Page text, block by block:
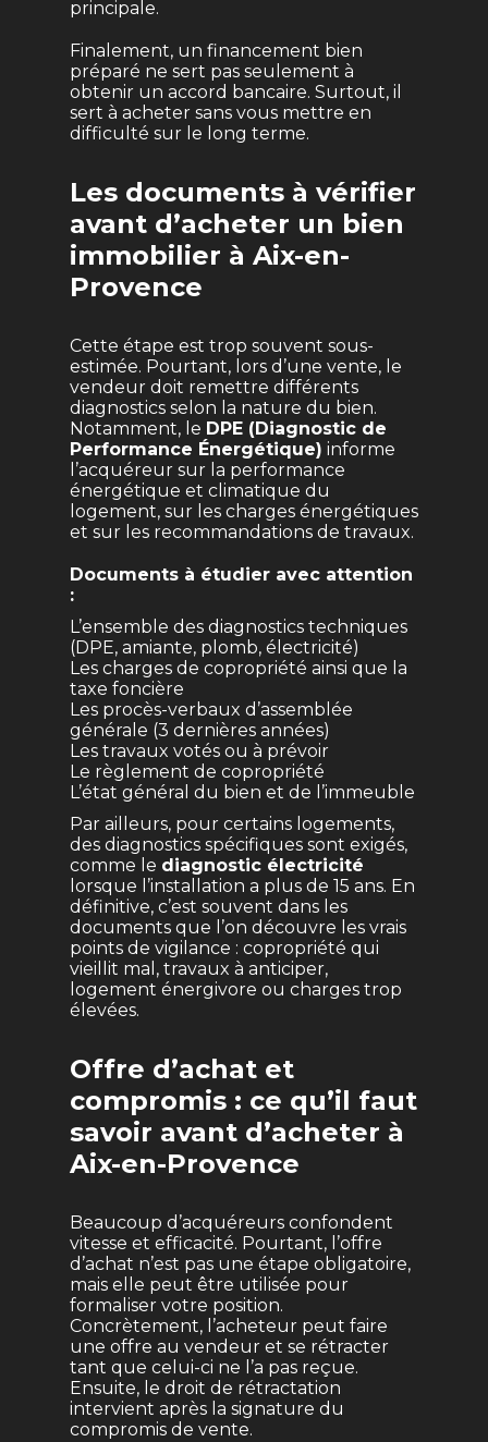
principale.
Finalement, un financement bien
préparé ne sert pas seulement à
obtenir un accord bancaire. Surtout, il
sert à acheter sans vous mettre en
difficulté sur le long terme.
Les documents à vérifier
avant d’acheter un bien
immobilier à Aix-en-
Provence
Cette étape est trop souvent sous-
estimée. Pourtant, lors d’une vente, le
vendeur doit remettre différents
diagnostics selon la nature du bien.
Notamment, le DPE (Diagnostic de
Performance Énergétique) informe
l’acquéreur sur la performance
énergétique et climatique du
logement, sur les charges énergétiques
et sur les recommandations de travaux.
Documents à étudier avec attention
:
L’ensemble des diagnostics techniques
(DPE, amiante, plomb, électricité)
Les charges de copropriété ainsi que la
taxe foncière
Les procès-verbaux d’assemblée
générale (3 dernières années)
Les travaux votés ou à prévoir
Le règlement de copropriété
L’état général du bien et de l’immeuble
Par ailleurs, pour certains logements,
des diagnostics spécifiques sont exigés,
comme le diagnostic électricité
lorsque l’installation a plus de 15 ans. En
définitive, c’est souvent dans les
documents que l’on découvre les vrais
points de vigilance : copropriété qui
vieillit mal, travaux à anticiper,
logement énergivore ou charges trop
élevées.
Offre d’achat et
compromis : ce qu’il faut
savoir avant d’acheter à
Aix-en-Provence
Beaucoup d’acquéreurs confondent
vitesse et efficacité. Pourtant, l’offre
d’achat n’est pas une étape obligatoire,
mais elle peut être utilisée pour
formaliser votre position.
Concrètement, l’acheteur peut faire
une offre au vendeur et se rétracter
tant que celui-ci ne l’a pas reçue.
Ensuite, le droit de rétractation
intervient après la signature du
compromis de vente.